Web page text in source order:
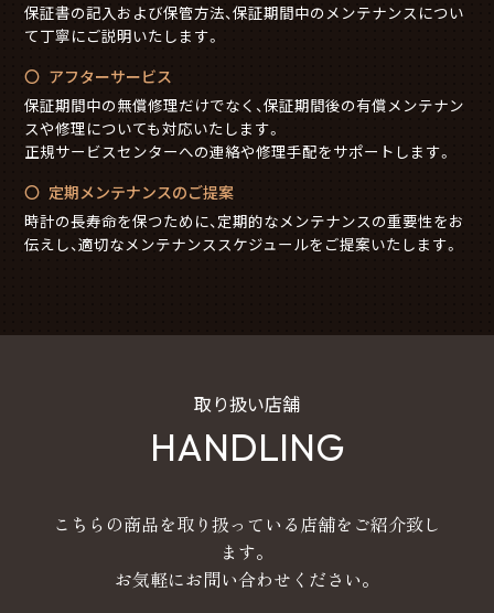
保証書の記入および保管方法、保証期間中のメンテナンスについ
て丁寧にご説明いたします。
アフターサービス
保証期間中の無償修理だけでなく、保証期間後の有償メンテナン
スや修理についても対応いたします。
正規サービスセンターへの連絡や修理手配をサポートします。
定期メンテナンスのご提案
時計の長寿命を保つために、定期的なメンテナンスの重要性をお
伝えし、適切なメンテナンススケジュールをご提案いたします。
取り扱い店舗
HANDLING
こちらの商品を取り扱っている店舗をご紹介致し
ます。
お気軽にお問い合わせください。